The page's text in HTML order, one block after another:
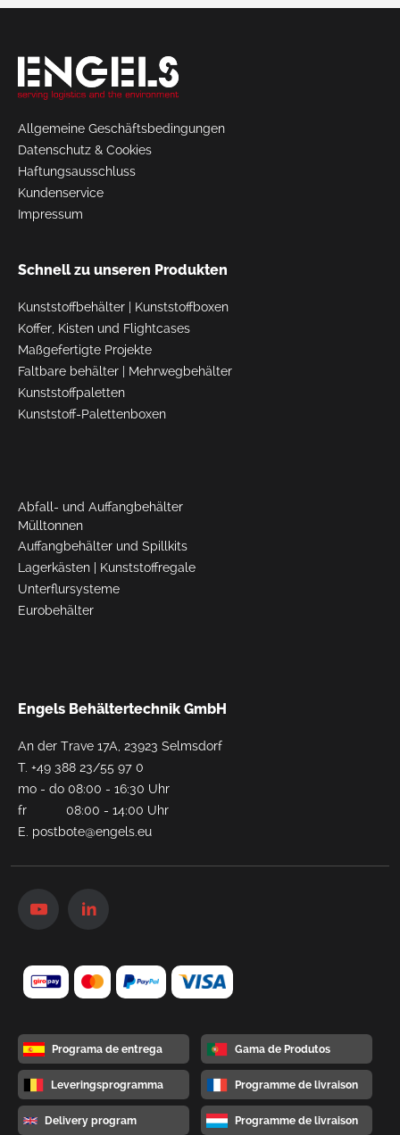
a Quote
Allgemeine Geschäftsbedingungen
Datenschutz & Cookies
Haftungsausschluss
Kundenservice
Impressum
Schnell zu unseren Produkten
Kunststoffbehälter
Kunststoffboxen
Koffer, Kisten und Flightcases
Maßgefertigte Projekte
Faltbare behälter
Mehrwegbehälter
Kunststoffpaletten
Kunststoff-Palettenboxen
Abfall- und Auffangbehälter
Mülltonnen
Auffangbehälter und Spillkits
Lagerkästen
Kunststoffregale
Unterflursysteme
Eurobehälter
Engels Behältertechnik GmbH
An der Trave 17A, 23923 Selmsdorf
T. +49 388 23/55 97 0
mo - do 08:00 - 16:30 Uhr
fr 08:00 - 14:00 Uhr
E. postbote@engels.eu
Programa de entrega Gama de Produtos
Leveringsprogramma Programme de livraison
Delivery program Programme de livraison